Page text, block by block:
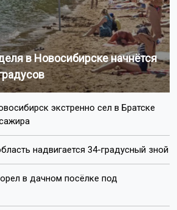
в Новосибирске начнётся
экстренно сел в Братске
надвигается 34-градусный зной
в дачном посёлке под